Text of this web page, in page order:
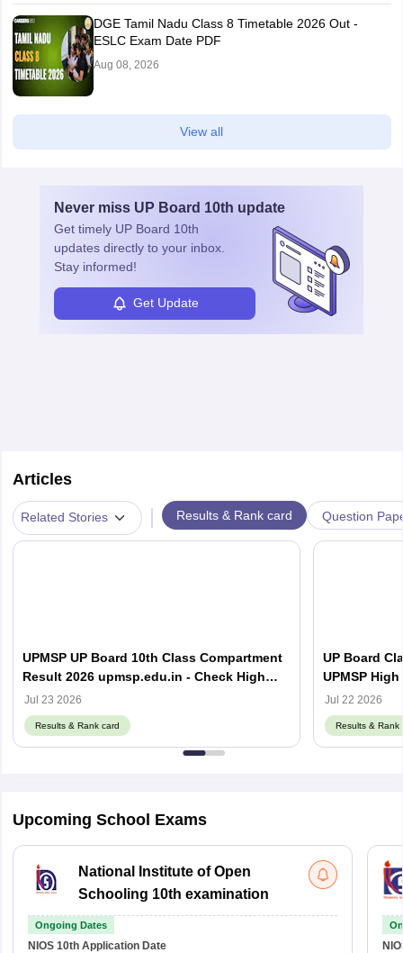
DGE Tamil Nadu Class 8 Timetable 2026 Out -
ESLC Exam Date PDF
Aug 08, 2026
View all
Never miss UP Board 10th update
Get timely UP Board 10th
updates directly to your inbox.
Stay informed!
Get Update
Articles
Related Stories | Results & Rank card Question
UPMSP UP Board 10th Class Compartment
Result 2026 upmsp.edu.in - Check High
School Result Online
Jul 23 2026
Results & Rank card
UP Board
UPMSP
Jul 22 2026
Results & Rank
Upcoming School Exams
National Institute of Open
Schooling 10th examination
Ongoing Dates
NIOS 10th Application Date